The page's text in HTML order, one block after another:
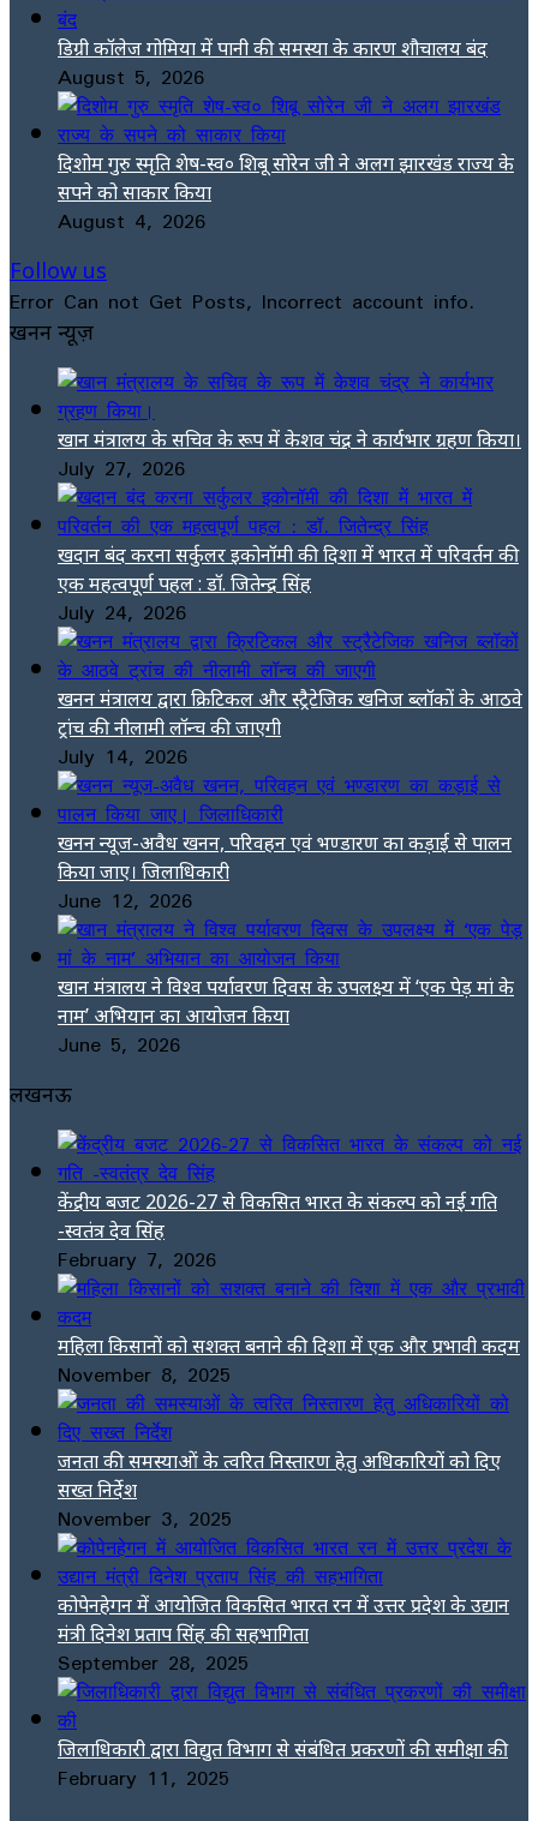
डिग्री कॉलेज गोमिया में पानी की समस्या के कारण शौचालय बंद
August 5, 2026
दिशोम गुरु स्मृति शेष-स्व० शिबू सोरेन जी ने अलग झारखंड राज्य के
सपने को साकार किया
August 4, 2026
Follow us
Error Can not Get Posts, Incorrect account info.
खनन न्यूज़
खान मंत्रालय के सचिव के रूप में केशव चंद्र ने कार्यभार ग्रहण किया।
July 27, 2026
खदान बंद करना सर्कुलर इकोनॉमी की दिशा में भारत में परिवर्तन की
एक महत्वपूर्ण पहल : डॉ. जितेन्द्र सिंह
July 24, 2026
खनन मंत्रालय द्वारा क्रिटिकल और स्ट्रैटेजिक खनिज ब्लॉकों के आठवे
ट्रांच की नीलामी लॉन्च की जाएगी
July 14, 2026
खनन न्यूज-अवैध खनन, परिवहन एवं भण्डारण का कड़ाई से पालन
किया जाए। जिलाधिकारी
June 12, 2026
खान मंत्रालय ने विश्व पर्यावरण दिवस के उपलक्ष्य में ‘एक पेड़ मां के
नाम’ अभियान का आयोजन किया
June 5, 2026
लखनऊ
केंद्रीय बजट 2026-27 से विकसित भारत के संकल्प को नई गति
-स्वतंत्र देव सिंह
February 7, 2026
महिला किसानों को सशक्त बनाने की दिशा में एक और प्रभावी कदम
November 8, 2025
जनता की समस्याओं के त्वरित निस्तारण हेतु अधिकारियों को दिए
सख्त निर्देश
November 3, 2025
कोपेनहेगन में आयोजित विकसित भारत रन में उत्तर प्रदेश के उद्यान
मंत्री दिनेश प्रताप सिंह की सहभागिता
September 28, 2025
जिलाधिकारी द्वारा विद्युत विभाग से संबंधित प्रकरणों की समीक्षा की
February 11, 2025